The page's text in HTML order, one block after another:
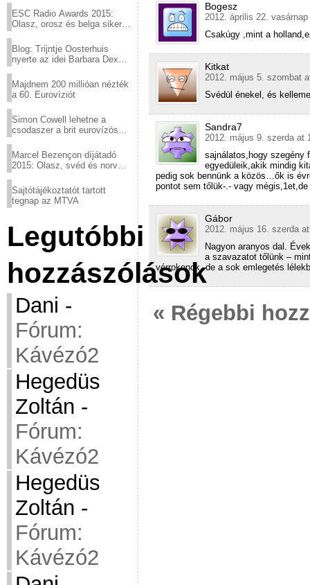
ESC Radio Awards 2015:
Olasz, orosz és belga siker,
Blog: Trijntje Oosterhuis
nyerte az idei Barbara Dex
Majdnem 200 millióan nézték
a 60. Eurovíziót
Simon Cowell lehetne a
csodaszer a brit eurovízós
Marcel Bezençon díjátadó
2015: Olasz, svéd és norvég
Sajtótájékoztatót tartott
tegnap az MTVA
Legutóbbi
hozzászólások
Dani -
Fórum:
Kávézó2
Hegedüs
Zoltán -
Fórum:
Kávézó2
Hegedüs
Zoltán -
Fórum:
Kávézó2
Bogesz
2012. április 22.
Csakúgy ,mint a
Kitkat
2012. május 5. szombat
Svédül énekel, és
Sandra7
2012. május 9. szerda at
sajnálatos,hogy szegény
egyedüleik,akik mindig
pedig sok bennünk a közös…ők is
pontot sem tőlük-.- vagy
Gábor
2012. május 16. szerda
Nagyon aranyos dal.
a szavazatot tőlünk –
vérrokonok, de a sok emlegetés
« Régebbi